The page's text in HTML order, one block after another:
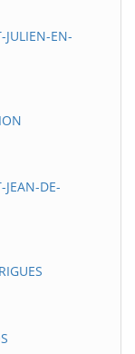
EN-
DE-